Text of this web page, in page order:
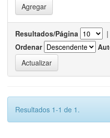
Resultados/Página |
Ordenar
Resultados 1-1 de 1.